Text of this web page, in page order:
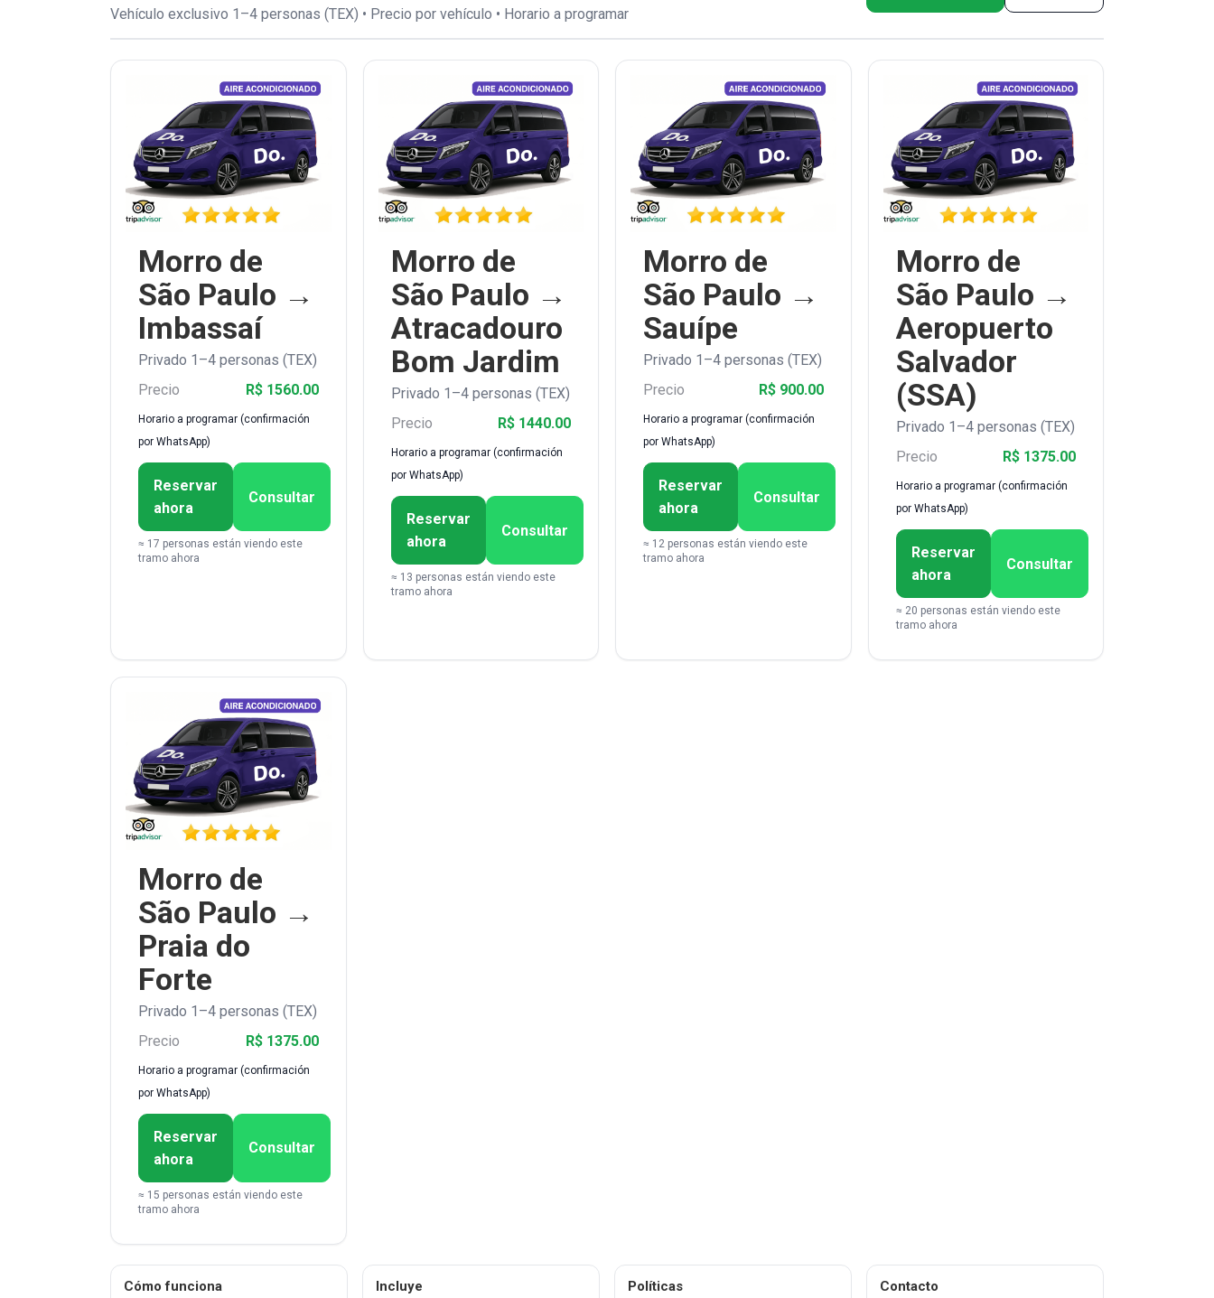
Vehículo exclusivo 1–4 personas (TEX) • Precio por vehículo • Horario a programar
Morro de
São Paulo →
Imbassaí
Privado 1–4 personas (TEX)
Precio
R$ 1560.00
Horario a programar (confirmación
por WhatsApp)
Reservar
ahora
Consultar
≈ 17 personas están viendo este
tramo ahora
Morro de
São Paulo →
Atracadouro
Bom Jardim
Privado 1–4 personas (TEX)
Precio
R$ 1440.00
Horario a programar (confirmación
por WhatsApp)
Reservar
ahora
Consultar
≈ 13 personas están viendo este
tramo ahora
Morro de
São Paulo →
Sauípe
Privado 1–4 personas (TEX)
Precio
R$ 900.00
Horario a programar (confirmación
por WhatsApp)
Reservar
ahora
Consultar
≈ 12 personas están viendo este
tramo ahora
Morro de
São Paulo →
Aeropuerto
Salvador
(SSA)
Privado 1–4 personas (TEX)
Precio
R$ 1375.00
Horario a programar (confirmación
por WhatsApp)
Reservar
ahora
Consultar
≈ 20 personas están viendo este
tramo ahora
Morro de
São Paulo →
Praia do
Forte
Privado 1–4 personas (TEX)
Precio
R$ 1375.00
Horario a programar (confirmación
por WhatsApp)
Reservar
ahora
Consultar
≈ 15 personas están viendo este
tramo ahora
Cómo funciona Incluye Políticas Contacto